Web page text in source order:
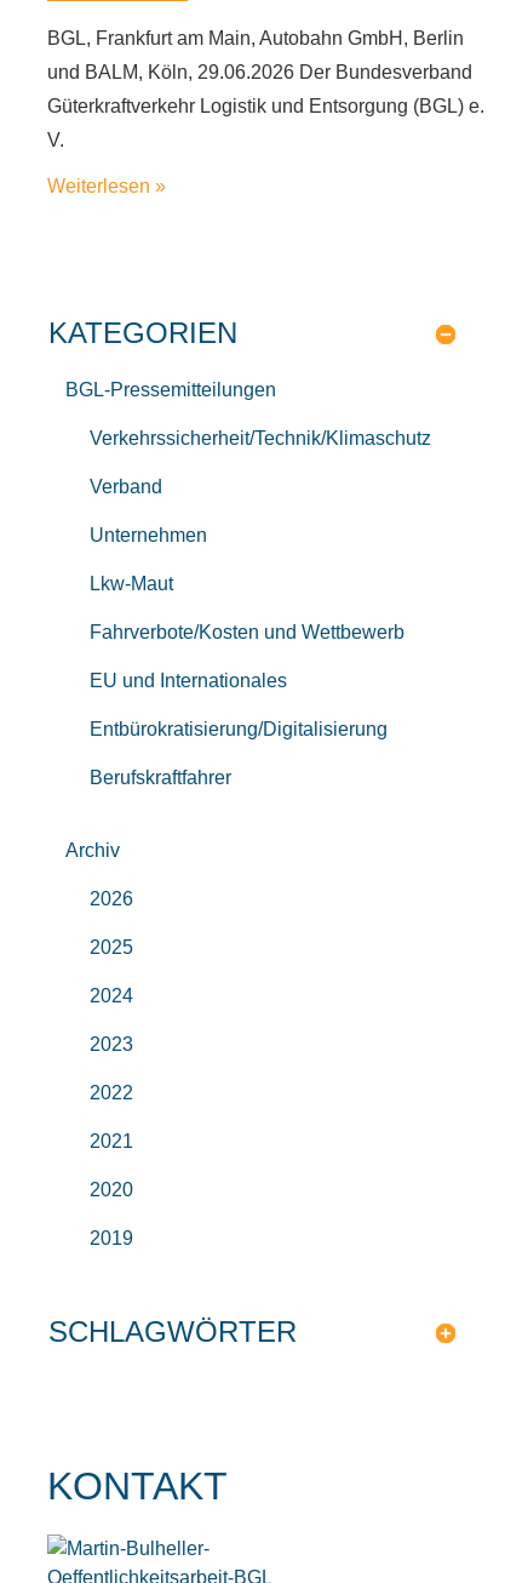
BGL, Frankfurt am Main, Autobahn GmbH, Berlin
und BALM, Köln, 29.06.2026 Der Bundesverband
Güterkraftverkehr Logistik und Entsorgung (BGL) e.
V.
Weiterlesen »
KATEGORIEN
BGL-Pressemitteilungen
Verkehrssicherheit/Technik/Klimaschutz
Verband
Unternehmen
Lkw-Maut
Fahrverbote/Kosten und Wettbewerb
EU und Internationales
Entbürokratisierung/Digitalisierung
Berufskraftfahrer
Archiv
2026
2025
2024
2023
2022
2021
2020
2019
SCHLAGWÖRTER
KONTAKT